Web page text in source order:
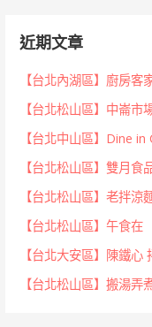
近期文章
【台北內湖區】廚房客
【台北松山區】中崙市
【台北中山區】Dine in
【台北松山區】雙月食
【台北松山區】老拌涼
【台北松山區】午食在
【台北大安區】陳鐵心
【台北松山區】搬湯弄